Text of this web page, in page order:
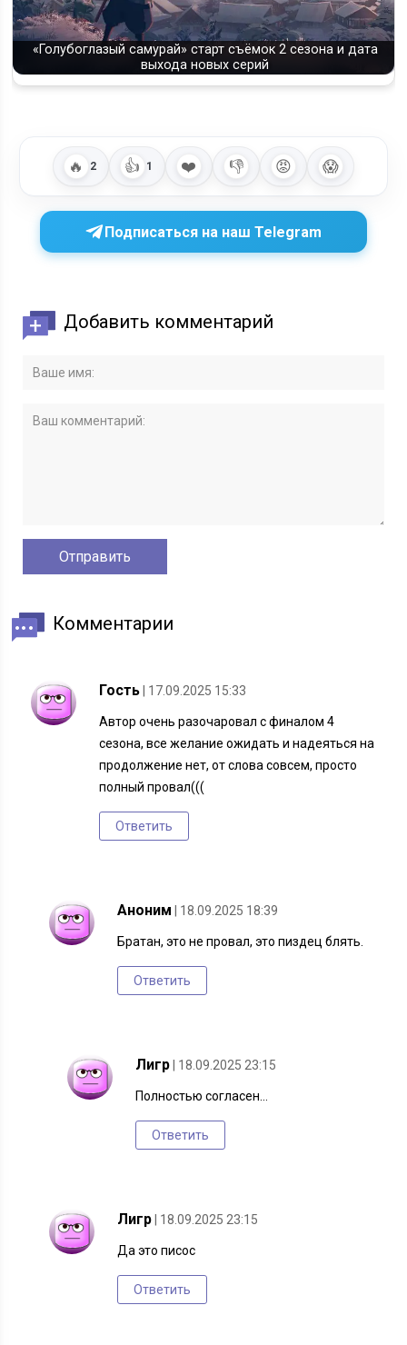
«Голубоглазый самурай» старт съёмок 2 сезона и дата
выхода новых серий
🔥 2 👍 1 ❤️ 👎 😡 😱
Подписаться на наш Telegram
Добавить комментарий
Комментарии
Гость | 17.09.2025 15:33
Автор очень разочаровал с финалом 4
сезона, все желание ожидать и надеяться на
продолжение нет, от слова совсем, просто
полный провал(((
Ответить
Аноним | 18.09.2025 18:39
Братан, это не провал, это пиздец блять.
Ответить
Лигр | 18.09.2025 23:15
Полностью согласен…
Ответить
Лигр | 18.09.2025 23:15
Да это писос
Ответить